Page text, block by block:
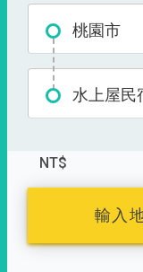
桃園市
水上屋民
NT$
輸入